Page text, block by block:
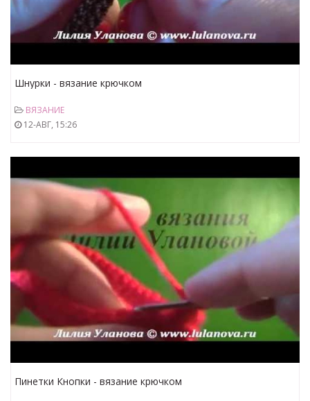
Шнурки - вязание крючком
ВЯЗАНИЕ
12-АВГ, 15:26
Пинетки Кнопки - вязание крючком